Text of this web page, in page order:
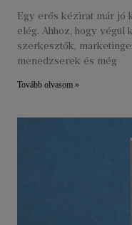
Egy erős kézirat már jó
elég. Ahhoz, hogy végül
szerkesztők,
menedzserek és még
Tovább olvasom »